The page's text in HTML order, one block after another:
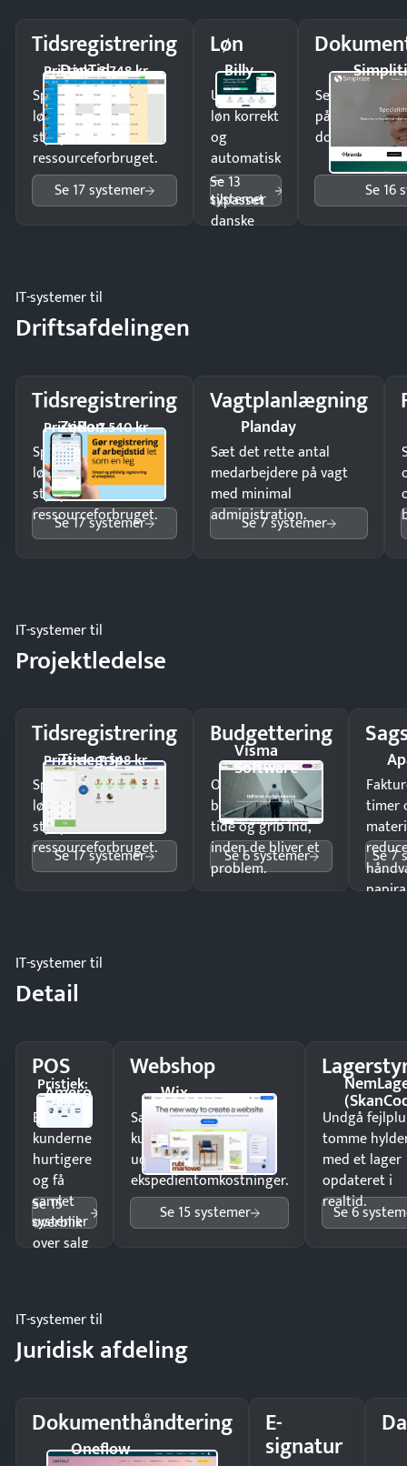
Tidsregistrering
DanTid
Pristjek: 5.748 kr
Spar tid på
lønberegning og få
styr på
ressourceforbruget.
Se 17 systemer
Løn
Billy
Udbetal
løn korrekt
og
automatisk
—
tilpasset
danske
Se 13
systemer
Send
på minutter
dokumenter.
Se 16
IT-systemer til
Driftsafdelingen
Tidsregistrering
ZeBon
Pristjek: 7.540 kr
Spar tid på
lønberegning og få
styr på
ressourceforbruget.
Se 17 systemer
Vagtplanlægning
Planday
Sæt det rette antal
medarbejdere på vagt
med minimal
administration.
Se 7 systemer
IT-systemer til
Projektledelse
Tidsregistrering
Timegrip
Pristjek: 7.548 kr
Spar tid på
lønberegning og få
styr på
ressourceforbruget.
Se 17 systemer
Budgettering
Visma
Software
Opdag
budgetafvigelser i
tide og grib ind,
inden de bliver et
problem.
Se 6 systemer
timer
Se 7
IT-systemer til
Detail
POS
Amero
Pristjek:
4.788 kr
Ekspedér
kunderne
hurtigere
og få
samlet
overblik
over salg
Se 15
systemer
Webshop
Wix
Sælg produkter 24/7 til
kunder i hele landet
uden
ekspedientomkostninger.
Se 15 systemer
Undgå
tomme
med et lager
opdateret i
realtid.
Se 6
IT-systemer til
Juridisk afdeling
Dokumenthåndtering
Oneflow
E-
signatur